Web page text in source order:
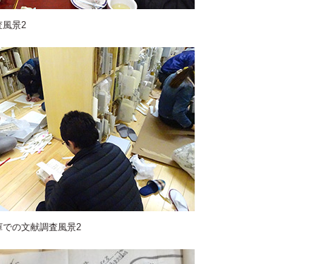
風景2
の文献調査風景2